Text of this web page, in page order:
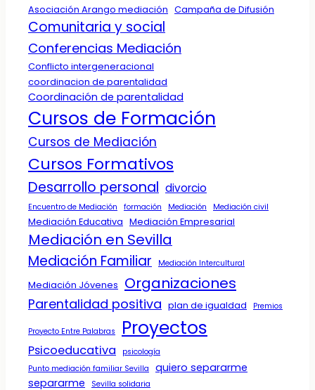
Asociación Arango mediación Campaña de Difusión
Comunitaria y social
Conferencias Mediación
Conflicto intergeneracional
coordinacion de parentalidad
Coordinación de parentalidad
Cursos de Formación
Cursos de Mediación
Cursos Formativos
Desarrollo personal divorcio
Encuentro de Mediación formación Mediación Mediación civil
Mediación Educativa Mediación Empresarial
Mediación en Sevilla
Mediación Familiar Mediación Intercultural
Mediación Jóvenes Organizaciones
Parentalidad positiva plan de igualdad Premios
Proyecto Entre Palabras Proyectos
Psicoeducativa
psicología
Punto mediación familiar Sevilla
quiero separarme
separarme
Sevilla solidaria